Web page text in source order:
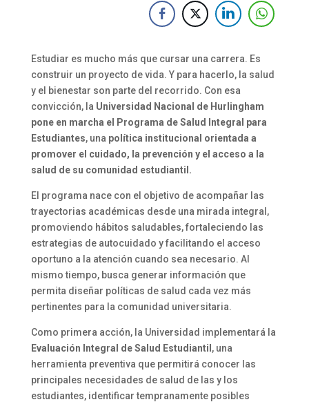
Estudiar es mucho más que cursar una carrera. Es
construir un proyecto de vida. Y para hacerlo, la salud
y el bienestar son parte del recorrido. Con esa
convicción, la Universidad Nacional de Hurlingham
pone en marcha el Programa de Salud Integral para
Estudiantes, una política institucional orientada a
promover el cuidado, la prevención y el acceso a la
salud de su comunidad estudiantil.
El programa nace con el objetivo de acompañar las
trayectorias académicas desde una mirada integral,
promoviendo hábitos saludables, fortaleciendo las
estrategias de autocuidado y facilitando el acceso
oportuno a la atención cuando sea necesario. Al
mismo tiempo, busca generar información que
permita diseñar políticas de salud cada vez más
pertinentes para la comunidad universitaria.
Como primera acción, la Universidad implementará la
Evaluación Integral de Salud Estudiantil , una
herramienta preventiva que permitirá conocer las
principales necesidades de salud de las y los
estudiantes, identificar tempranamente posibles